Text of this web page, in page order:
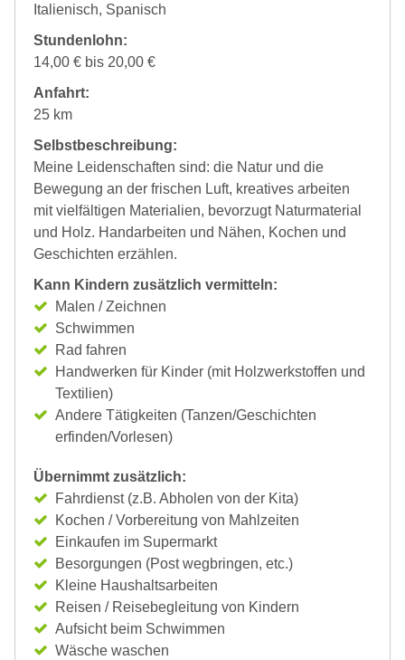
Italienisch, Spanisch
Stundenlohn:
14,00 € bis 20,00 €
Anfahrt:
25 km
Selbstbeschreibung:
Meine Leidenschaften sind: die Natur und die
Bewegung an der frischen Luft, kreatives arbeiten
mit vielfältigen Materialien, bevorzugt Naturmaterial
und Holz. Handarbeiten und Nähen, Kochen und
Geschichten erzählen.
Kann Kindern zusätzlich vermitteln:
Malen / Zeichnen
Schwimmen
Rad fahren
Handwerken für Kinder (mit Holzwerkstoffen und
Textilien)
Andere Tätigkeiten (Tanzen/Geschichten
erfinden/Vorlesen)
Übernimmt zusätzlich:
Fahrdienst (z.B. Abholen von der Kita)
Kochen / Vorbereitung von Mahlzeiten
Einkaufen im Supermarkt
Besorgungen (Post wegbringen, etc.)
Kleine Haushaltsarbeiten
Reisen / Reisebegleitung von Kindern
Aufsicht beim Schwimmen
Wäsche waschen